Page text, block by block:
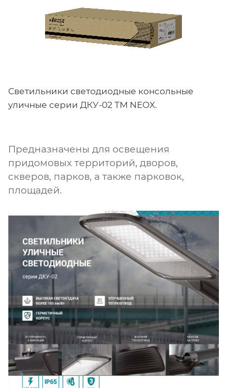
Светильники светодиодные консольные
уличные серии ДКУ-02 ТМ NEOX.
Предназначены для освещения
придомовых территорий, дворов,
скверов, парков, а также парковок,
площадей.